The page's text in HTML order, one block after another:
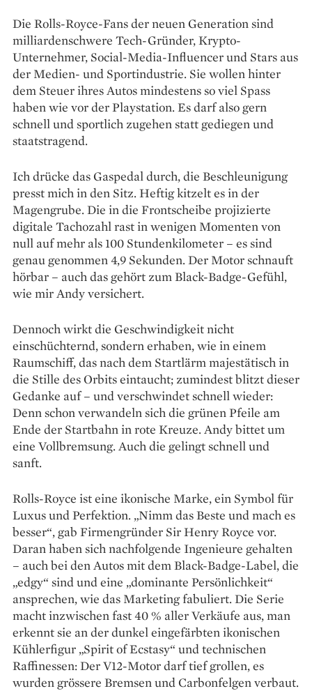
Die Rolls-Royce-Fans der neuen Generation sind
milliardenschwere Tech-Gründer, Krypto-
Unternehmer, Social-Media-Influencer und Stars aus
der Medien- und Sportindustrie. Sie wollen hinter
dem Steuer ihres Autos mindestens so viel Spass
haben wie vor der Playstation. Es darf also gern
schnell und sportlich zugehen statt gediegen und
staatstragend.
Ich drücke das Gaspedal durch, die Beschleunigung
presst mich in den Sitz. Heftig kitzelt es in der
Magengrube. Die in die Frontscheibe projizierte
digitale Tachozahl rast in wenigen Momenten von
null auf mehr als 100 Stundenkilometer – es sind
genau genommen 4,9 Sekunden. Der Motor schnauft
hörbar – auch das gehört zum Black-Badge-Gefühl,
wie mir Andy versichert.
Dennoch wirkt die Geschwindigkeit nicht
einschüchternd, sondern erhaben, wie in einem
Raumschiff, das nach dem Startlärm majestätisch in
die Stille des Orbits eintaucht; zumindest blitzt dieser
Gedanke auf – und verschwindet schnell wieder:
Denn schon verwandeln sich die grünen Pfeile am
Ende der Startbahn in rote Kreuze. Andy bittet um
eine Vollbremsung. Auch die gelingt schnell und
sanft.
Rolls-Royce ist eine ikonische Marke, ein Symbol für
Luxus und Perfektion. „Nimm das Beste und mach es
besser“, gab Firmengründer Sir Henry Royce vor.
Daran haben sich nachfolgende Ingenieure gehalten
– auch bei den Autos mit dem Black-Badge-Label, die
„edgy“ sind und eine „dominante Persönlichkeit“
ansprechen, wie das Marketing fabuliert. Die Serie
macht inzwischen fast 40 % aller Verkäufe aus, man
erkennt sie an der dunkel eingefärbten ikonischen
Kühlerfigur „Spirit of Ecstasy“ und technischen
Raffinessen: Der V12-Motor darf tief grollen, es
wurden grössere Bremsen und Carbonfelgen verbaut.